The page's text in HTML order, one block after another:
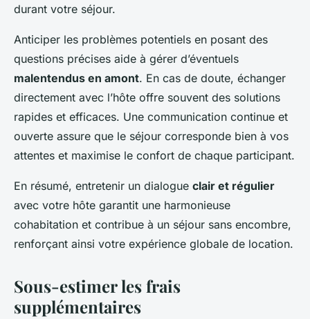
durant votre séjour.
Anticiper les problèmes potentiels en posant des
questions précises aide à gérer d’éventuels
malentendus en amont. En cas de doute, échanger
directement avec l’hôte offre souvent des solutions
rapides et efficaces. Une communication continue et
ouverte assure que le séjour corresponde bien à vos
attentes et maximise le confort de chaque participant.
En résumé, entretenir un dialogue clair et régulier
avec votre hôte garantit une harmonieuse
cohabitation et contribue à un séjour sans encombre,
renforçant ainsi votre expérience globale de location.
Sous-estimer les frais
supplémentaires